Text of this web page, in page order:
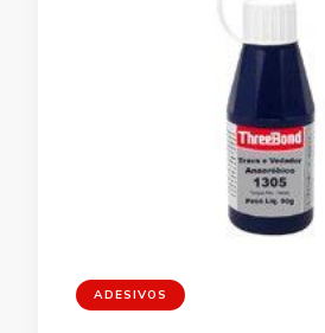
ADESIVOS